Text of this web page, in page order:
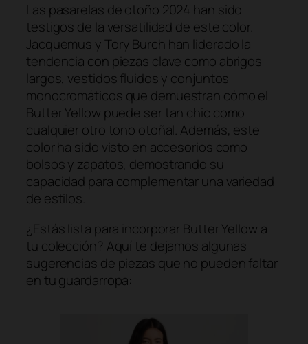
Las pasarelas de otoño 2024 han sido
testigos de la versatilidad de este color.
Jacquemus y Tory Burch han liderado la
tendencia con piezas clave como abrigos
largos, vestidos fluidos y conjuntos
monocromáticos que demuestran cómo el
Butter Yellow puede ser tan chic como
cualquier otro tono otoñal. Además, este
color ha sido visto en accesorios como
bolsos y zapatos, demostrando su
capacidad para complementar una variedad
de estilos.
¿Estás lista para incorporar Butter Yellow a
tu colección? Aquí te dejamos algunas
sugerencias de piezas que no pueden faltar
en tu guardarropa: